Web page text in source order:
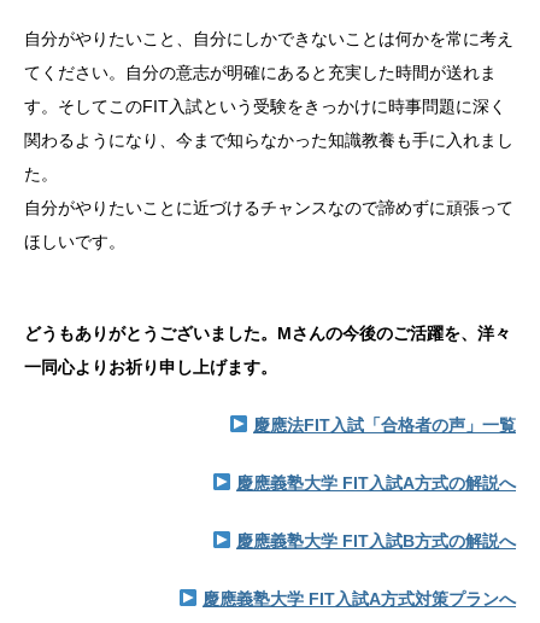
自分がやりたいこと、自分にしかできないことは何かを常に考え
てください。自分の意志が明確にあると充実した時間が送れま
す。そしてこのFIT入試という受験をきっかけに時事問題に深く
関わるようになり、今まで知らなかった知識教養も手に入れまし
た。
自分がやりたいことに近づけるチャンスなので諦めずに頑張って
ほしいです。
どうもありがとうございました。Mさんの今後のご活躍を、洋々
一同心よりお祈り申し上げます。
慶應法FIT入試「合格者の声」一覧
慶應義塾大学 FIT入試A方式の解説へ
慶應義塾大学 FIT入試B方式の解説へ
慶應義塾大学 FIT入試A方式対策プランへ